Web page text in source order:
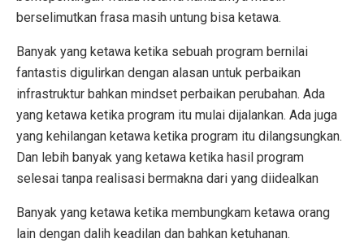
berselimutkan frasa masih untung bisa ketawa.
Banyak yang ketawa ketika sebuah program bernilai
fantastis digulirkan dengan alasan untuk perbaikan
infrastruktur bahkan mindset perbaikan perubahan. Ada
yang ketawa ketika program itu mulai dijalankan. Ada juga
yang kehilangan ketawa ketika program itu dilangsungkan.
Dan lebih banyak yang ketawa ketika hasil program
selesai tanpa realisasi bermakna dari yang diidealkan
Banyak yang ketawa ketika membungkam ketawa orang
lain dengan dalih keadilan dan bahkan ketuhanan.